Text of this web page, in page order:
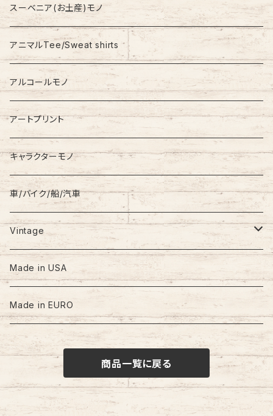
Nylon Jacket
Stadium Jumper
Down Jacket
Coat
NIKE
RALPH LAUREN
TOMMY HILFIGER
Levi’s
スーベニア(お土産)モノ
アニマルTee/Sweat shirts
アルコールモノ
アートプリント
キャラクターモノ
車/バイク/船/汽車
Vintage
60s-70s
80s
90s
00s
Made in USA
Made in EURO
商品一覧に戻る